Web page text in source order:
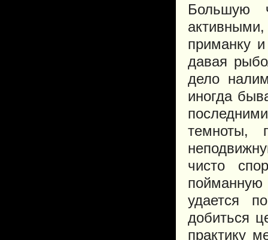
Большую
приманку
давая
дело
иногда
темноты,
чисто
пойманную
удается
добиться
практику